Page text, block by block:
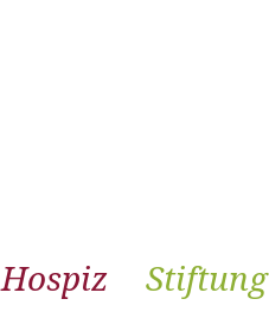
Hospiz Stiftung